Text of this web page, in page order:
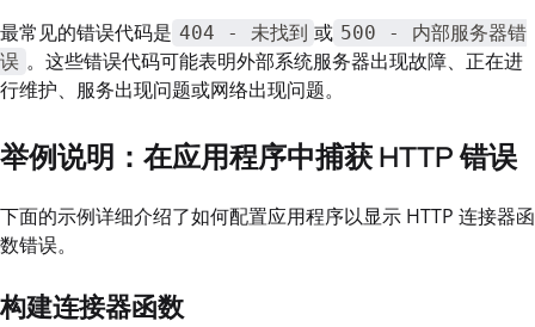
最常见的错误代码是 404 - 未找到 或 500 - 内部服务器错
误 。这些错误代码可能表明外部系统服务器出现故障、正在进
行维护、服务出现问题或网络出现问题。
举例说明：在应用程序中捕获 HTTP 错误
下面的示例详细介绍了如何配置应用程序以显示 HTTP 连接器函
数错误。
构建连接器函数